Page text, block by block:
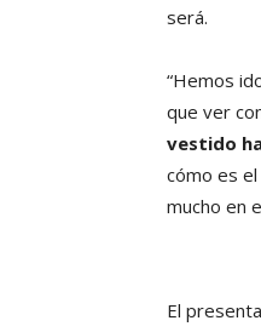
será.
“Hemos
que ver
vestido
cómo es
mucho en
El